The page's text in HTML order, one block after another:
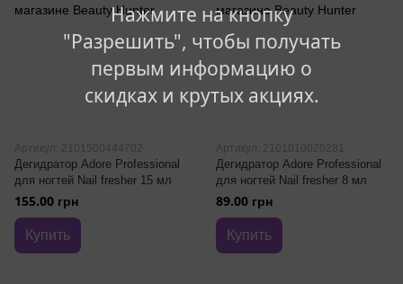
Нажмите на кнопку
"Разрешить", чтобы получать
первым информацию о
скидках и крутых акциях.
Артикул: 2101500444702
Дегидратор Adore Professional
для ногтей Nail fresher 15 мл
155.00 грн
Купить
Артикул: 2101010020281
Дегидратор Adore Professional
для ногтей Nail fresher 8 мл
89.00 грн
Купить